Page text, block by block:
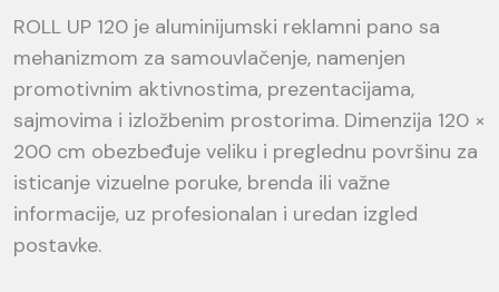
ROLL UP 120 je aluminijumski reklamni pano sa
mehanizmom za samouvlačenje, namenjen
promotivnim aktivnostima, prezentacijama,
sajmovima i izložbenim prostorima. Dimenzija 120 ×
200 cm obezbeđuje veliku i preglednu površinu za
isticanje vizuelne poruke, brenda ili važne
informacije, uz profesionalan i uredan izgled
postavke.